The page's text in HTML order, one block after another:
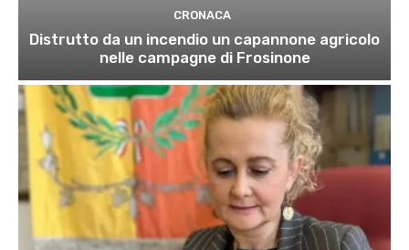
CRONACA
Distrutto da un incendio un capannone agricolo
nelle campagne di Frosinone